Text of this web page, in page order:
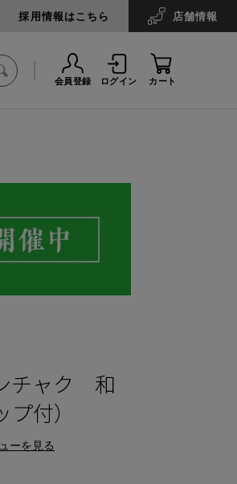
採用情報はこちら 店舗情報
会員登録 ログイン カート
チャク 和
付）
ーを見る